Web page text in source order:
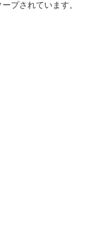
プされています。